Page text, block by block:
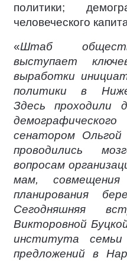
политики;
человеческого
«Штаб
выступает
выработки
политики в
Здесь проходили
сенатором
проводились
вопросам
мам,
планирования
Сегодняшняя
Викторовной
института
предложений в